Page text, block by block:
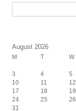
August 2026
M T W
3
4 5
10
11 12
17
18 19
24
25 26
31